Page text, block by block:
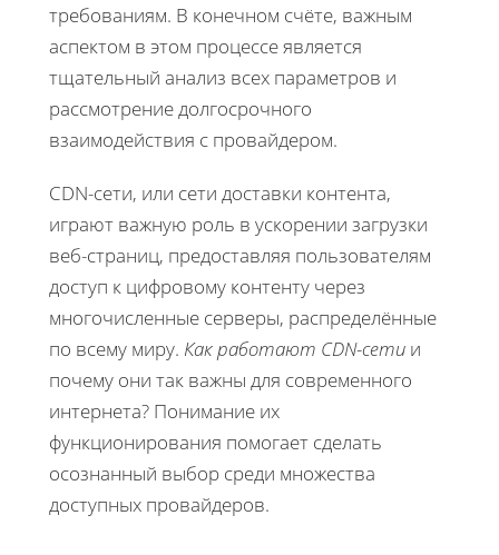
требованиям. В конечном счёте, важным
аспектом в этом процессе является
тщательный анализ всех параметров и
рассмотрение долгосрочного
взаимодействия с провайдером.
CDN-сети, или сети доставки контента,
играют важную роль в ускорении загрузки
веб-страниц, предоставляя пользователям
доступ к цифровому контенту через
многочисленные серверы, распределённые
по всему миру. Как работают CDN-сети и
почему они так важны для современного
интернета? Понимание их
функционирования помогает сделать
осознанный выбор среди множества
доступных провайдеров.